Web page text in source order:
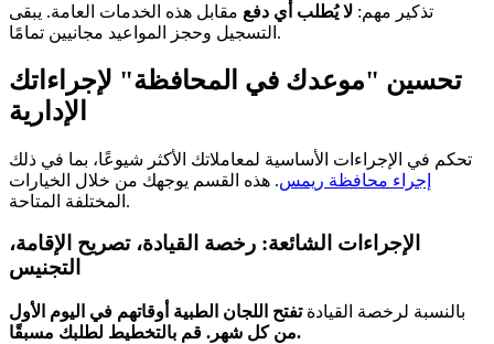
تذكير مهم: لا يُطلب أي دفع مقابل هذه الخدمات العامة. يبقى
التسجيل وحجز المواعيد مجانيين تمامًا.
تحسين "موعدك في المحافظة" لإجراءاتك
الإدارية
تحكم في الإجراءات الأساسية لمعاملاتك الأكثر شيوعًا، بما في ذلك
إجراء محافظة ريمس. هذه القسم يوجهك من خلال الخيارات
المختلفة المتاحة.
الإجراءات الشائعة: رخصة القيادة، تصريح الإقامة،
التجنيس
بالنسبة لرخصة القيادةتفتح اللجان الطبية أوقاتهم في اليوم الأول
من كل شهر. قم بالتخطيط لطلبك مسبقًا.